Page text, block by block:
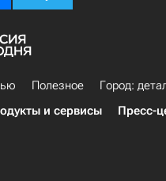
Полезное
Город:
и сервисы Пресс-